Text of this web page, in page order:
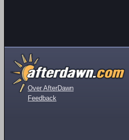
Over AfterDawn
Feedback